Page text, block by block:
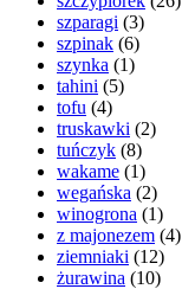
szparagi (3)
szpinak (6)
szynka (1)
tahini (5)
tofu (4)
truskawki (2)
tuńczyk (8)
wakame (1)
wegańska (2)
winogrona (1)
z majonezem (4)
ziemniaki (12)
żurawina (10)